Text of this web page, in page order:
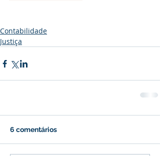
Contabilidade
Justiça
6 comentários